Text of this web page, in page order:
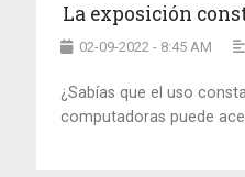
La exposición
02-09-2022 - 8:45 AM
¿Sabías que el uso
computadoras puede